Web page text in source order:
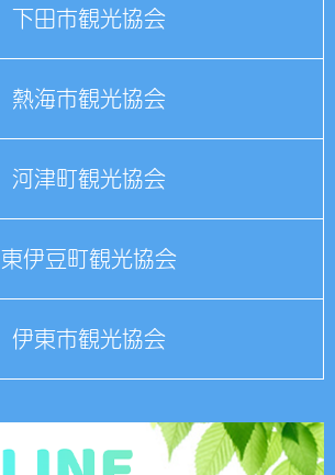
下田市観光協会
熱海市観光協会
河津町観光協会
東伊豆町観光協会
伊東市観光協会